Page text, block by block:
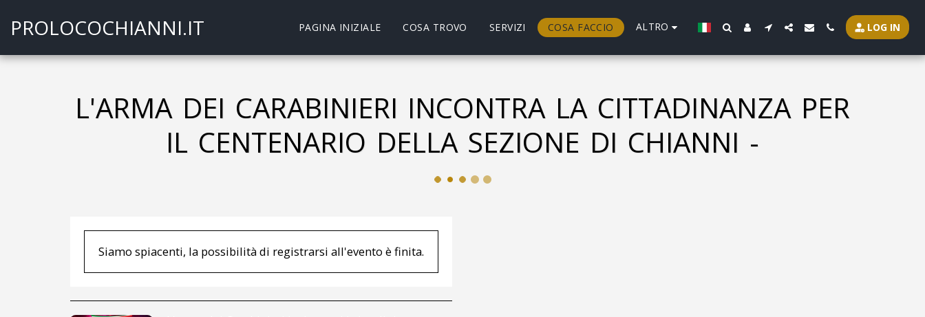
PROLOCOCHIANNI.IT PAGINA INIZIALE COSA TROVO SERVIZI COSA FACCIO ALTRO LOG IN
L'ARMA DEI CARABINIERI INCONTRA LA CITTADINANZA PER
IL CENTENARIO DELLA SEZIONE DI CHIANNI -
Siamo spiacenti, la possibilità di registrarsi all'evento è finita.